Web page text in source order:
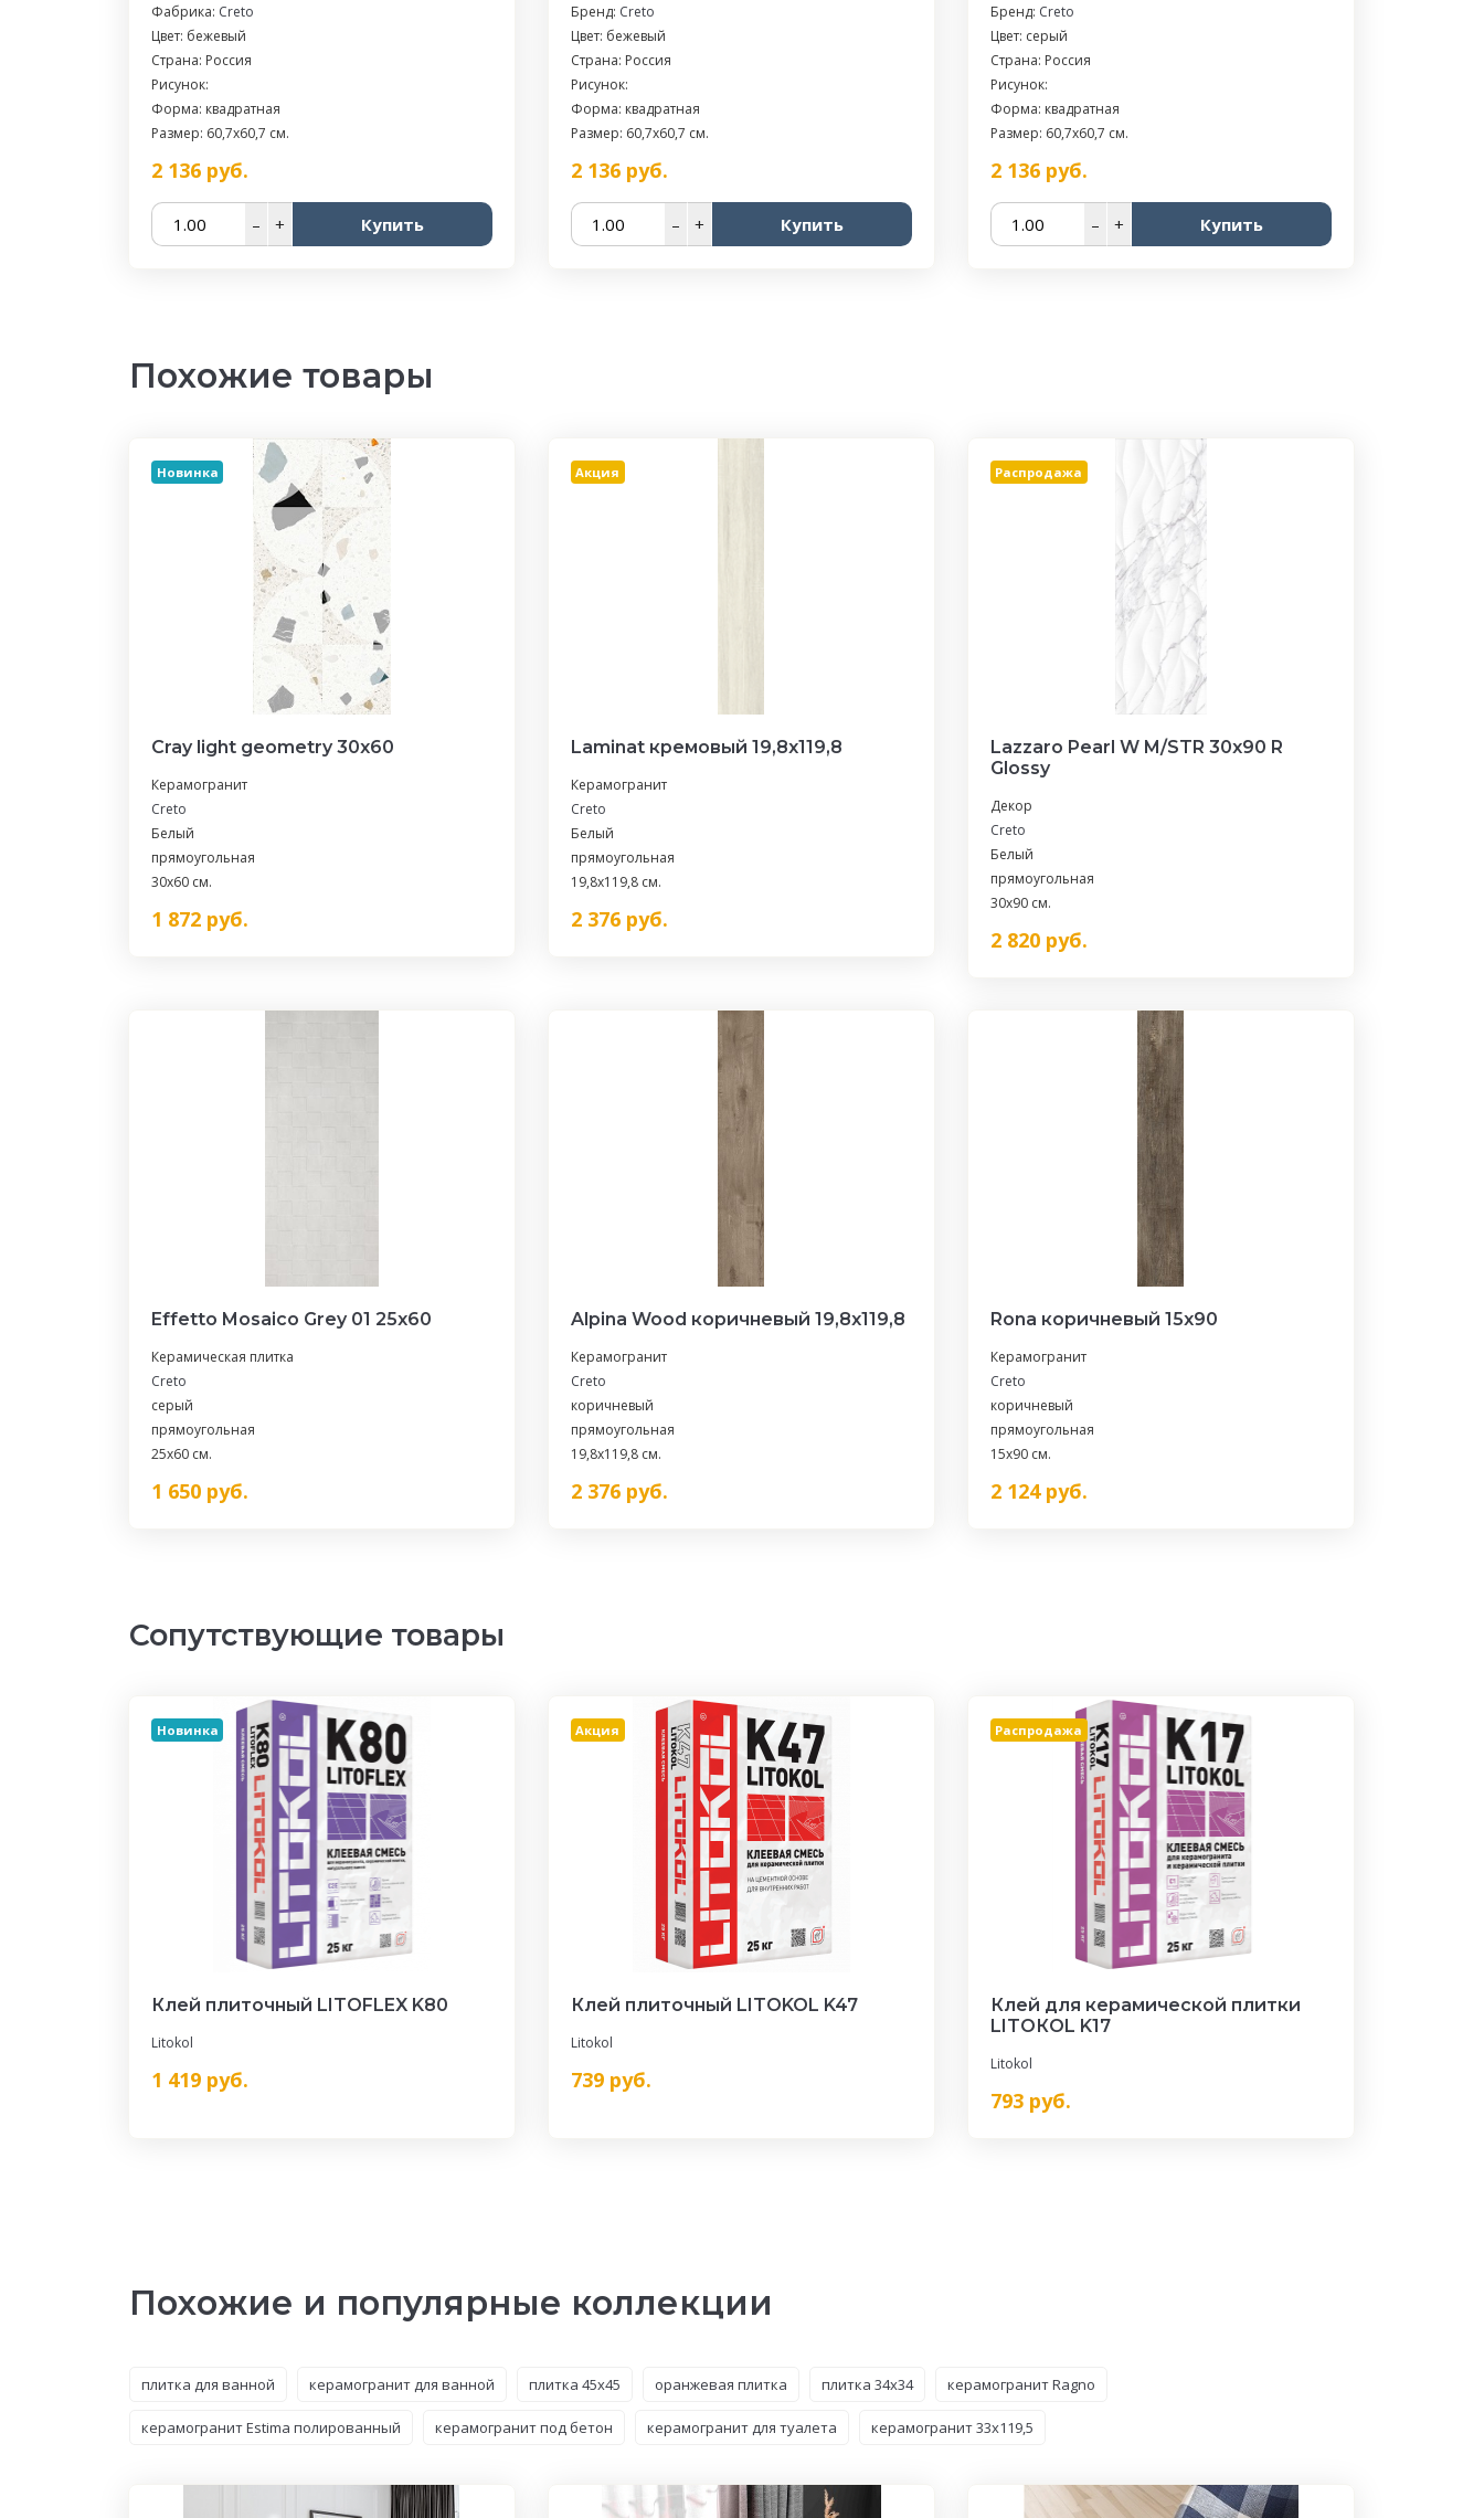
Фабрика: Creto
Цвет: бежевый
Страна: Россия
Рисунок:
Форма: квадратная
Размер: 60,7x60,7 см.
2 136 руб.
– + Купить
Бренд: Creto
Цвет: бежевый
Страна: Россия
Рисунок:
Форма: квадратная
Размер: 60,7x60,7 см.
2 136руб.
– + Купить
Бренд: Creto
Цвет: серый
Страна: Россия
Рисунок:
Форма: квадратная
Размер: 60,7x60,7 см.
2 136руб.
– + Купить
Похожие товары
Новинка
Сray light geometry 30х60
Керамогранит
Creto
Белый
прямоугольная
30x60 см.
1 872 руб.
Акция
Laminat кремовый 19,8х119,8
Керамогранит
Creto
Белый
прямоугольная
19,8x119,8 см.
2 376руб.
Распродажа
Lazzaro Pearl W M/STR 30х90 R
Glossy
Декор
Creto
Белый
прямоугольная
30x90 см.
2 820руб.
Effetto Mosaico Grey 01 25х60
Керамическая плитка
Creto
серый
прямоугольная
25x60 см.
1 650 руб.
Alpina Wood коричневый 19,8х119,8
Керамогранит
Creto
коричневый
прямоугольная
19,8x119,8 см.
2 376руб.
Rona коричневый 15х90
Керамогранит
Creto
коричневый
прямоугольная
15x90 см.
2 124руб.
Сопутствующие товары
Новинка
Клей плиточный LITOFLEX K80
Litokol
1 419 руб.
Акция
Клей плиточный LITOKOL K47
Litokol
739руб.
Распродажа
Клей для керамической плитки
LITOКOL K17
Litokol
793руб.
Похожие и популярные коллекции
плитка для ванной керамогранит для ванной плитка 45x45 оранжевая плитка плитка 34x34 керамогранит Ragno
керамогранит Estima полированный керамогранит под бетон керамогранит для туалета керамогранит 33x119,5